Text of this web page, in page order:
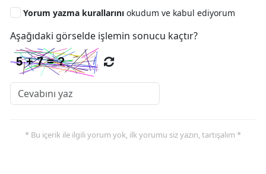
Yorum yazma kurallarını okudum ve kabul ediyorum
Aşağıdaki görselde işlemin sonucu kaçtır?
* Bu içerik ile ilgili yorum yok, ilk yorumu siz yazın, tartışalım *